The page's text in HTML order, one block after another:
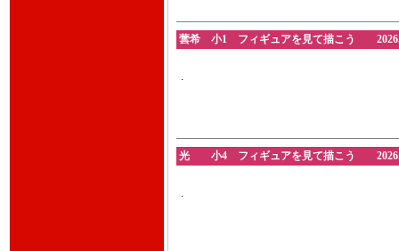
蕓希 小1 フィギュアを見て描こう
.
光 小4 フィギュアを見て描こう
.